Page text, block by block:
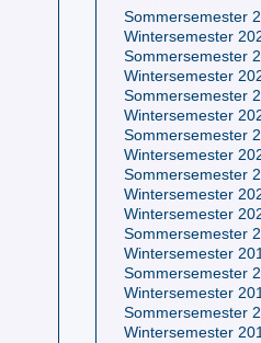
Sommersemester
Wintersemester
Sommersemester
Wintersemester
Sommersemester
Wintersemester
Sommersemester
Wintersemester
Sommersemester
Wintersemester
Wintersemester
Sommersemester
Wintersemester
Sommersemester
Wintersemester
Sommersemester
Wintersemester